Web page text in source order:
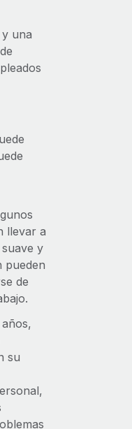
una
llevar a
y
pueden
de
su